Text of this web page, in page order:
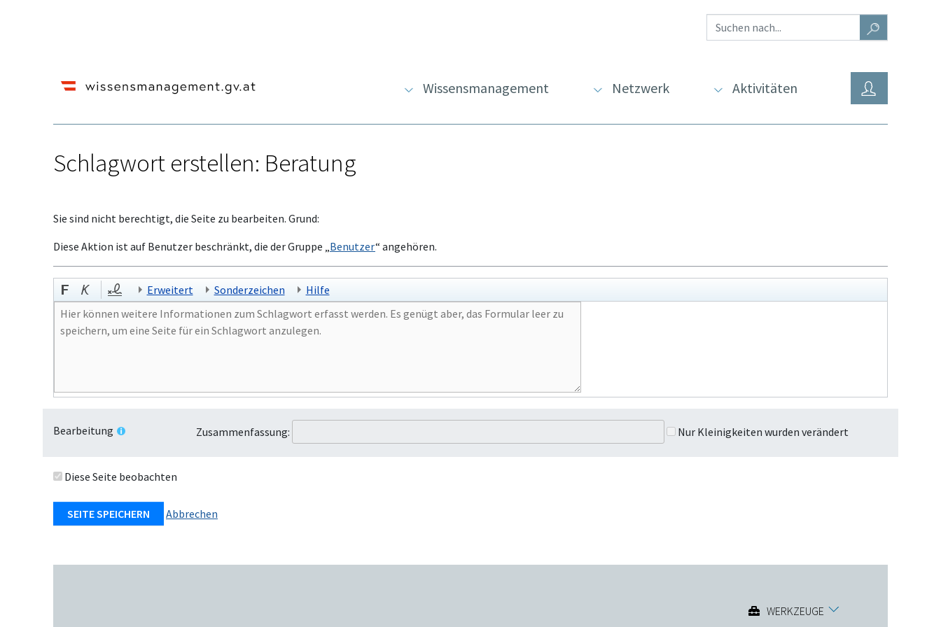
Wissensmanagement Netzwerk Aktivitäten
Schlagwort erstellen: Beratung
Wechseln zu:Navigation, Suche
Sie sind nicht berechtigt, die Seite zu bearbeiten. Grund:
Diese Aktion ist auf Benutzer beschränkt, die der Gruppe „ Benutzer“ angehören.
Erweitert Sonderzeichen Hilfe
Bearbeitung Zusammenfassung: Nur Kleinigkeiten wurden verändert
Diese Seite beobachten
Abbrechen
WERKZEUGE